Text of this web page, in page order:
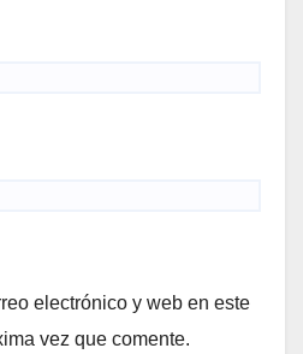
electrónico y web en este
vez que comente.